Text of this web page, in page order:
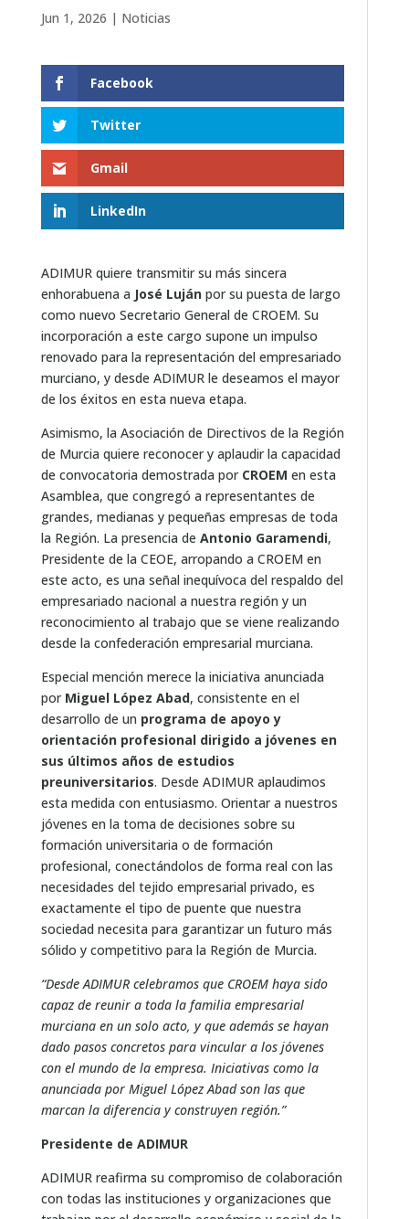
Jun 1, 2026 | Noticias
Facebook
Twitter
Gmail
LinkedIn
ADIMUR quiere transmitir su más sincera
enhorabuena a José Lujánpor su puesta de largo
como nuevo Secretario General de CROEM. Su
incorporación a este cargo supone un impulso
renovado para la representación del empresariado
murciano, y desde ADIMUR le deseamos el mayor
de los éxitos en esta nueva etapa.
Asimismo, la Asociación de Directivos de la Región
de Murcia quiere reconocer y aplaudir la capacidad
de convocatoria demostrada por CROEM en esta
Asamblea, que congregó a representantes de
grandes, medianas y pequeñas empresas de toda
la Región. La presencia de Antonio Garamendi,
Presidente de la CEOE, arropando a CROEM en
este acto, es una señal inequívoca del respaldo del
empresariado nacional a nuestra región y un
reconocimiento al trabajo que se viene realizando
desde la confederación empresarial murciana.
Especial mención merece la iniciativa anunciada
por Miguel López Abad, consistente en el
desarrollo de un programa de apoyo y
orientación profesional dirigido a jóvenes en
sus últimos años de estudios
preuniversitarios. Desde ADIMUR aplaudimos
esta medida con entusiasmo. Orientar a nuestros
jóvenes en la toma de decisiones sobre su
formación universitaria o de formación
profesional, conectándolos de forma real con las
necesidades del tejido empresarial privado, es
exactamente el tipo de puente que nuestra
sociedad necesita para garantizar un futuro más
sólido y competitivo para la Región de Murcia.
“Desde ADIMUR celebramos que CROEM haya sido
capaz de reunir a toda la familia empresarial
murciana en un solo acto, y que además se hayan
dado pasos concretos para vincular a los jóvenes
con el mundo de la empresa. Iniciativas como la
anunciada por Miguel López Abad son las que
marcan la diferencia y construyen región.”
Presidente de ADIMUR
ADIMUR reafirma su compromiso de colaboración
con todas las instituciones y organizaciones que